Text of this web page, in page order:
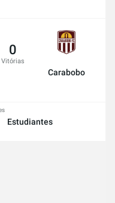
0
Vitórias
Carabobo
Estudiantes